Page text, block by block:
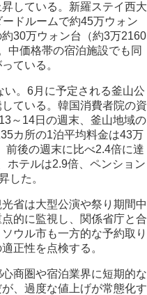
している。新羅ステイ西大
ドルームで約45万ウォン
30万ウォン台（約3万2160
中価格帯の宿泊施設でも同
ている。
い。6月に予定される釜山公
ている。韓国消費者院の資
～14日の週末、釜山地域の
カ所の1泊平均料金は43万
前後の週末に比べ2.4倍に達
ホテルは2.9倍、ペンション
した。
省は大型公演や祭り期間中
的に監視し、関係省庁と合
ウル市も一方的な予約取り
正性を点検する。
商圏や宿泊業界に短期的な
、過度な値上げが常態化す